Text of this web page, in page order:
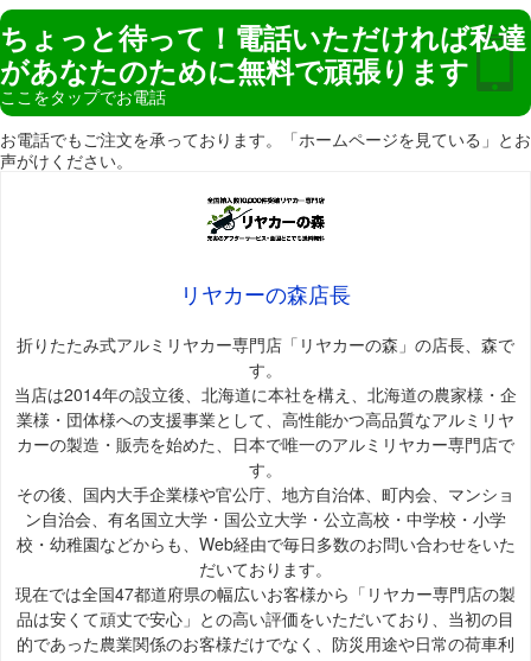
ちょっと待って！電話いただければ私達
があなたのために無料で頑張ります
ここをタップでお電話
お電話でもご注文を承っております。「ホームページを見ている」とお
声がけください。
リヤカーの森店長
折りたたみ式アルミリヤカー専門店「リヤカーの森」の店長、森で
す。
当店は2014年の設立後、北海道に本社を構え、北海道の農家様・企
業様・団体様への支援事業として、高性能かつ高品質なアルミリヤ
カーの製造・販売を始めた、日本で唯一のアルミリヤカー専門店で
す。
その後、国内大手企業様や官公庁、地方自治体、町内会、マンショ
ン自治会、有名国立大学・国公立大学・公立高校・中学校・小学
校・幼稚園などからも、Web経由で毎日多数のお問い合わせをいた
だいております。
現在では全国47都道府県の幅広いお客様から「リヤカー専門店の製
品は安くて頑丈で安心」との高い評価をいただいており、当初の目
的であった農業関係のお客様だけでなく、防災用途や日常の荷車利